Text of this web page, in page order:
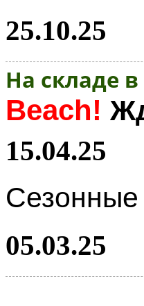
25.10.25
На складе
Beach!
15.04.25
Сезонные
05.03.25